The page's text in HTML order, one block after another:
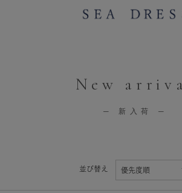
New
─ 新入荷 ─
並び替え